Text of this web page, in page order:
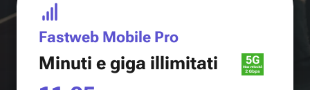
Fastweb Mobile Pro
Minuti e giga illimitati